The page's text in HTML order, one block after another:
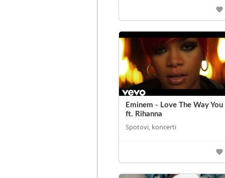
Eminem - Love The Way You
ft. Rihanna
Spotovi, koncerti